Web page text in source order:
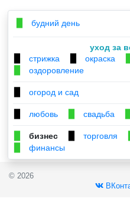
будний день
уход за
стрижка окраска
оздоровление
огород и сад
любовь свадьба
бизнес торговля
финансы
© 2026